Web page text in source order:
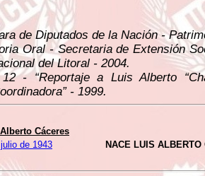
de Diputados de la Nación -
Oral - Secretaria de Extensión
del Litoral - 2004.
- “Reportaje a Luis Alberto
- 1999.
Cáceres
de 1943 NACE LUIS ALBERTO